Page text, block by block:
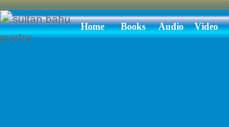
Home Books Audio Video